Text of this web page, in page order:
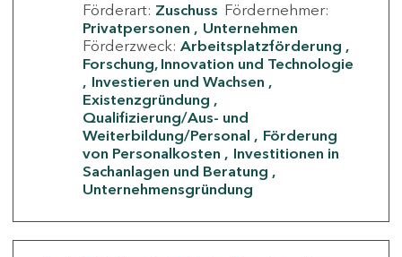
Förderart: Zuschuss Fördernehmer:
Privatpersonen
Unternehmen
Förderzweck: Arbeitsplatzförderung
Forschung, Innovation und Technologie
Investieren und Wachsen
Existenzgründung
Qualifizierung/Aus- und
Weiterbildung/Personal
Förderung
von Personalkosten
Investitionen in
Sachanlagen und Beratung
Unternehmensgründung